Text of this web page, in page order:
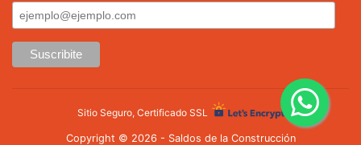
Sitio Seguro, Certificado SSL
Copyright © 2026 - Saldos de la Construcción